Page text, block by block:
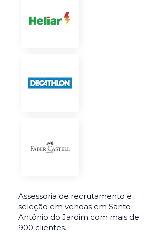
Assessoria de recrutamento e
seleção em vendas em Santo
Antônio do Jardim com mais de
900 clientes.